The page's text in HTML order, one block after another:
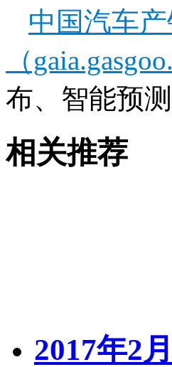
中国汽车
（
布、智能预测
相关推荐
2017年2